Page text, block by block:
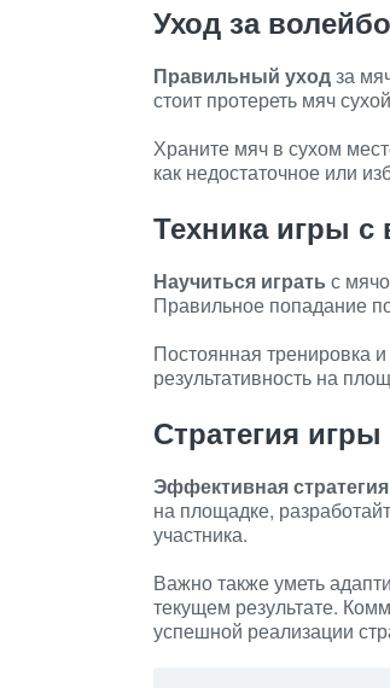
Уход за
Правильный уходза
стоит протереть мяч
Храните мяч в сухом
как недостаточное или
Техника игры
Научиться играть с
Правильное попадание
Постоянная тренировка
результативность на
Стратегия
Эффективная стратегия
на площадке,
участника.
Важно также уметь
текущем результате.
успешной реализации